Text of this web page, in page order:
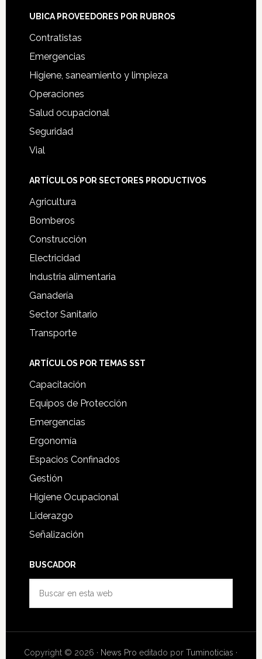
UBICA PROVEEDORES POR RUBROS
Contratistas
Emergencias
Higiene, saneamiento y limpieza
Operaciones
Salud ocupacional
Seguridad
Vial
ARTÍCULOS POR SECTORES PRODUCTIVOS
Agricultura
Bomberos
Construcción
Electricidad
Industria alimentaria
Ganadería
Sector Sanitario
Transporte
ARTÍCULOS POR TEMAS SST
Capacitación
Equipos de Protección
Emergencias
Ergonomía
Espacios Confinados
Gestión
Higiene Ocupacional
Liderazgo
Señalización
BUSCADOR
web
Copyright © 2026 · News Pro editado porTuminoticias ·